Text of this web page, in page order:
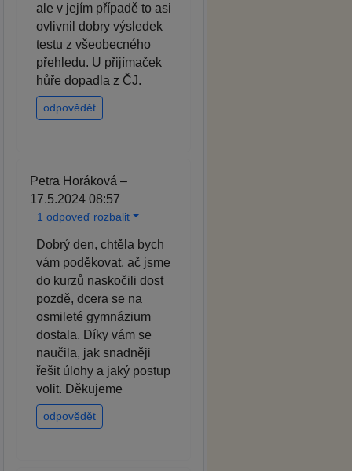
ale v jejím případě to asi
ovlivnil dobry výsledek
testu z všeobecného
přehledu. U přijímaček
hůře dopadla z ČJ.
odpovědět
Petra Horáková –
17.5.2024 08:57
1 odpoveď rozbalit
Dobrý den, chtěla bych
vám poděkovat, ač jsme
do kurzů naskočili dost
pozdě, dcera se na
osmileté gymnázium
dostala. Díky vám se
naučila, jak snadněji
řešit úlohy a jaký postup
volit. Děkujeme
odpovědět